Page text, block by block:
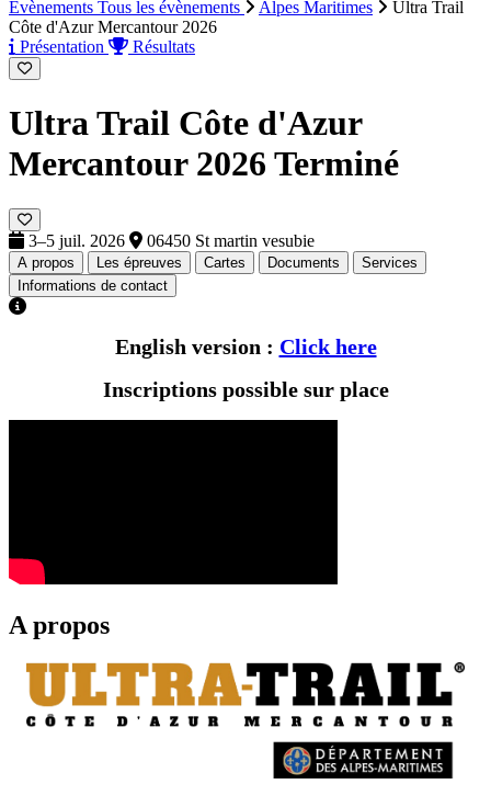
Évènements Tous les évènements Alpes Maritimes
Ultra Trail
Côte d'Azur Mercantour 2026
Présentation
Résultats
Ultra Trail Côte d'Azur
Mercantour 2026 Terminé
3–5 juil. 2026 06450 St martin vesubie
A propos Les épreuves Cartes Documents
Services
Informations de contact
English version : Click here
Inscriptions possible sur place
A propos